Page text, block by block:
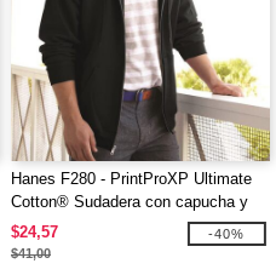
Hanes F280 - PrintProXP Ultimate
Cotton® Sudadera con capucha y
cremallera completa
$24,57
$41,00
-40%